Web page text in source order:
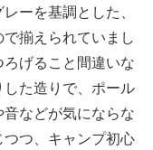
ーを基調とした、
揃えられていまし
げること間違いな
た造りで、ポール
などが気にならな
つ、キャンプ初心